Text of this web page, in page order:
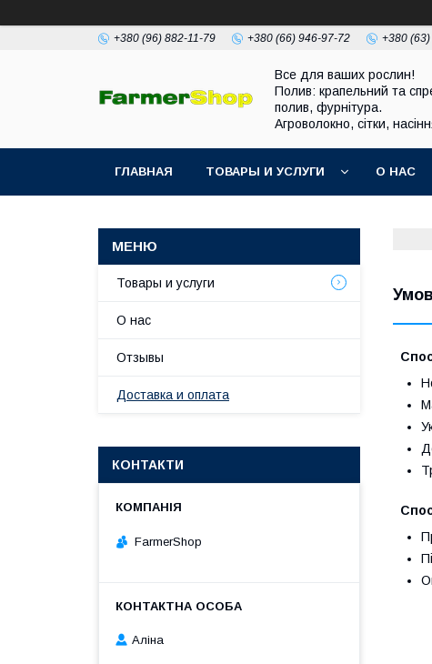
+380 (96) 882-11-79 +380 (66) 946-97-72 +380
Все для ваших рослин!
Полив: крапельний та
полив, фурнітура.
Агроволокно, сітки,
ГЛАВНАЯ ТОВАРЫ И УСЛУГИ О НАС
Товары и услуги
О нас
Отзывы
Доставка и оплата
КОНТАКТИ
FarmerShop
Аліна